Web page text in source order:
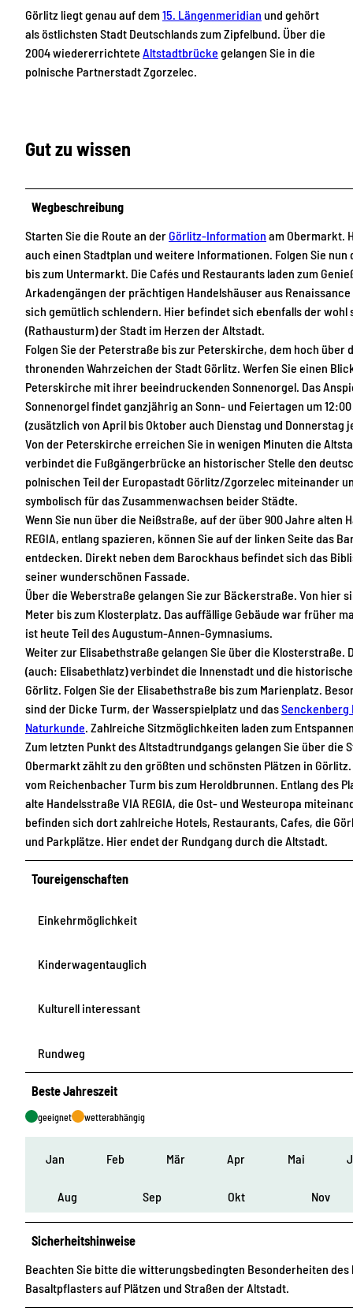
Görlitz liegt genau auf dem 15. Längenmeridian und gehört
als östlichsten Stadt Deutschlands zum Zipfelbund. Über die
2004 wiedererrichtete Altstadtbrücke gelangen Sie in die
polnische Partnerstadt Zgorzelec.
Gut zu wissen
Wegbeschreibung
Starten Sie die Route an derGörlitz-Information am Obermarkt.
auch einen Stadtplan und weitere Informationen. Folgen Sie
bis zum Untermarkt. Die Cafés und Restaurants laden zum
Arkadengängen der prächtigen Handelshäuser aus
sich gemütlich schlendern. Hier befindet sich ebenfalls der wohl
(Rathausturm) der Stadt im Herzen der Altstadt.
Folgen Sie der Peterstraße bis zur Peterskirche, dem hoch über
thronenden Wahrzeichen der Stadt Görlitz. Werfen Sie einen
Peterskirche mit ihrer beeindruckenden Sonnenorgel. Das
Sonnenorgel findet ganzjährig an Sonn- und Feiertagen um
(zusätzlich von April bis Oktober auch Dienstag und Donnerstag
Von der Peterskirche erreichen Sie in wenigen Minuten die
verbindet die Fußgängerbrücke an historischer Stelle den
polnischen Teil der Europastadt Görlitz/Zgorzelec miteinander
symbolisch für das Zusammenwachsen beider Städte.
Wenn Sie nun über die Neißstraße, auf der über 900 Jahre alten
REGIA, entlang spazieren, können Sie auf der linken Seite das
entdecken. Direkt neben dem Barockhaus befindet sich das
seiner wunderschönen Fassade.
Über die Weberstraße gelangen Sie zur Bäckerstraße. Von hier
Meter bis zum Klosterplatz. Das auffällige Gebäude war früher
ist heute Teil des Augustum-Annen-Gymnasiums.
Weiter zur Elisabethstraße gelangen Sie über die Klosterstraße.
(auch: Elisabethlatz) verbindet die Innenstadt und die
Görlitz. Folgen Sie der Elisabethstraße bis zum Marienplatz.
sind der Dicke Turm, der Wasserspielplatz und dasSenckenberg
Naturkunde. Zahlreiche Sitzmöglichkeiten laden zum
Zum letzten Punkt des Altstadtrundgangs gelangen Sie über die
Obermarkt zählt zu den größten und schönsten Plätzen in
vom Reichenbacher Turm bis zum Heroldbrunnen. Entlang des
alte Handelsstraße VIA REGIA, die Ost- und Westeuropa
befinden sich dort zahlreiche Hotels, Restaurants, Cafes, die
und Parkplätze. Hier endet der Rundgang durch die Altstadt.
Toureigenschaften
Einkehrmöglichkeit
Kinderwagentauglich
Kulturell interessant
Rundweg
Beste Jahreszeit
geeignet wetterabhängig
Jan Feb Mär Apr Mai
Aug Sep Okt Nov
Sicherheitshinweise
Beachten Sie bitte die witterungsbedingten Besonderheiten
Basaltpflasters auf Plätzen und Straßen der Altstadt.